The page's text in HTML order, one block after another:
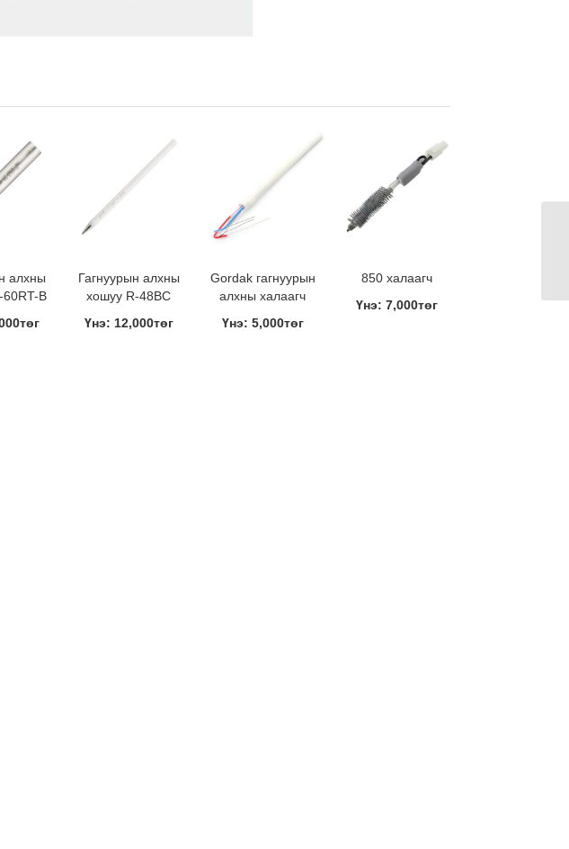
алхны
B
Гагнуурын алхны
хошуу R-48BC
Үнэ: 12,000төг
Gordak гагнуурын
алхны халаагч
Үнэ: 5,000төг
850 халаагч
Үнэ: 7,000төг